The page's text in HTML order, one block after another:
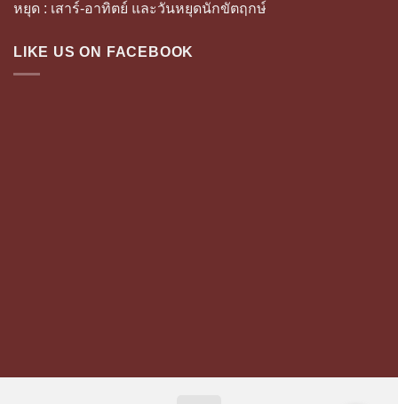
หยุด : เสาร์-อาทิตย์ และวันหยุดนักขัตฤกษ์
LIKE US ON FACEBOOK